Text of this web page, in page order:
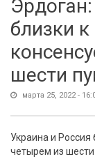
близки
шести
марта 25, 2022 -
Украина и Россия
четырем из